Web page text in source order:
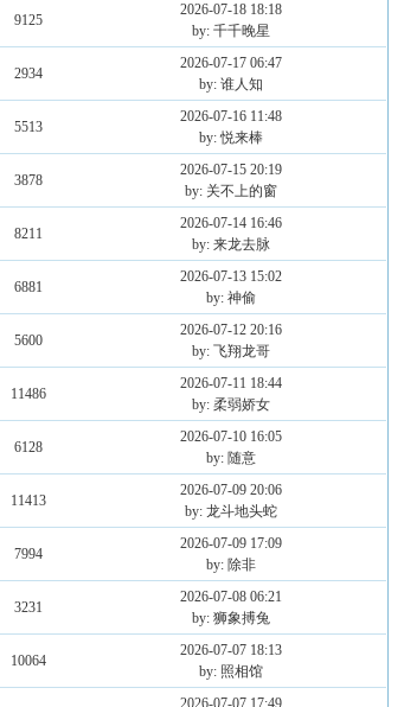
9125
2026-07-18 18:18
by: 千千晚星
2934
2026-07-17 06:47
by: 谁人知
5513
2026-07-16 11:48
by: 悦来棒
3878
2026-07-15 20:19
by: 关不上的窗
8211
2026-07-14 16:46
by: 来龙去脉
6881
2026-07-13 15:02
by: 神偷
5600
2026-07-12 20:16
by: 飞翔龙哥
11486
2026-07-11 18:44
by: 柔弱娇女
6128
2026-07-10 16:05
by: 随意
11413
2026-07-09 20:06
by: 龙斗地头蛇
7994
2026-07-09 17:09
by: 除非
3231
2026-07-08 06:21
by: 狮象搏兔
10064
2026-07-07 18:13
by: 照相馆
2026-07-07 17:49